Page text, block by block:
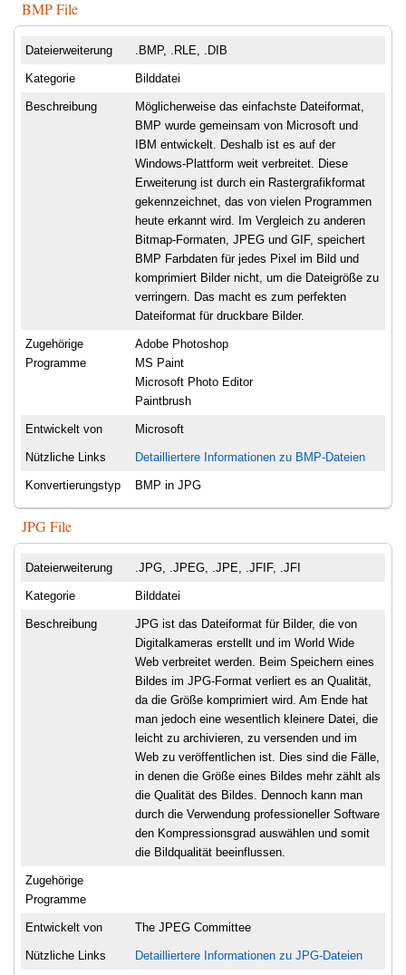
BMP File
Dateierweiterung .BMP, .RLE, .DIB
Kategorie Bilddatei
Beschreibung
Möglicherweise das einfachste Dateiformat,
BMP wurde gemeinsam von Microsoft und
IBM entwickelt. Deshalb ist es auf der
Windows-Plattform weit verbreitet. Diese
Erweiterung ist durch ein Rastergrafikformat
gekennzeichnet, das von vielen Programmen
heute erkannt wird. Im Vergleich zu anderen
Bitmap-Formaten, JPEG und GIF, speichert
BMP Farbdaten für jedes Pixel im Bild und
komprimiert Bilder nicht, um die Dateigröße zu
verringern. Das macht es zum perfekten
Dateiformat für druckbare Bilder.
Zugehörige
Programme
Adobe Photoshop
MS Paint
Microsoft Photo Editor
Paintbrush
Entwickelt von Microsoft
Nützliche Links Detailliertere Informationen zu BMP-Dateien
Konvertierungstyp BMP in JPG
JPG File
Dateierweiterung .JPG, .JPEG, .JPE, .JFIF, .JFI
Kategorie Bilddatei
Beschreibung
JPG ist das Dateiformat für Bilder, die von
Digitalkameras erstellt und im World Wide
Web verbreitet werden. Beim Speichern eines
Bildes im JPG-Format verliert es an Qualität,
da die Größe komprimiert wird. Am Ende hat
man jedoch eine wesentlich kleinere Datei, die
leicht zu archivieren, zu versenden und im
Web zu veröffentlichen ist. Dies sind die Fälle,
in denen die Größe eines Bildes mehr zählt als
die Qualität des Bildes. Dennoch kann man
durch die Verwendung professioneller Software
den Kompressionsgrad auswählen und somit
die Bildqualität beeinflussen.
Zugehörige
Programme
Entwickelt von The JPEG Committee
Nützliche Links Detailliertere Informationen zu JPG-Dateien